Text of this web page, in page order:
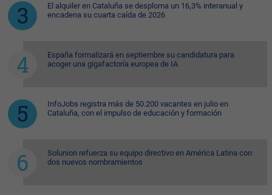
El alquiler en Cataluña se desploma un 16,3% interanual y
encadena su cuarta caída de 2026
España formalizará en septiembre su candidatura para
acoger una gigafactoría europea de IA
InfoJobs registra más de 50.200 vacantes en julio en
Cataluña, con el impulso de educación y formación
Solunion refuerza su equipo directivo en América Latina con
dos nuevos nombramientos